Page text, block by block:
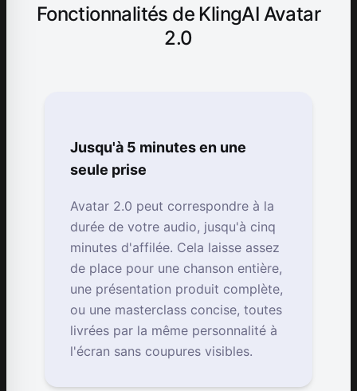
Fonctionnalités de KlingAI Avatar
2.0
Jusqu'à 5 minutes en une
seule prise
Avatar 2.0 peut correspondre à la
durée de votre audio, jusqu'à cinq
minutes d'affilée. Cela laisse assez
de place pour une chanson entière,
une présentation produit complète,
ou une masterclass concise, toutes
livrées par la même personnalité à
l'écran sans coupures visibles.